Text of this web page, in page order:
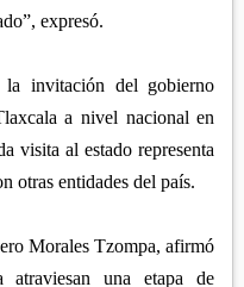
expresó.
la invitación del gobierno
a nivel nacional en
visita al estado representa
otras entidades del país.
Morales Tzompa, afirmó
atraviesan una etapa de